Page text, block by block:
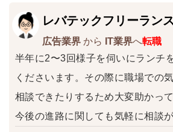
レバテックフリーラン
広告業界 から IT業界へ転職
半年に2〜3回様子を伺いにランチ
くださいます。その際に職場での
相談できたりするため大変助かっ
今後の進路に関しても気軽に相談